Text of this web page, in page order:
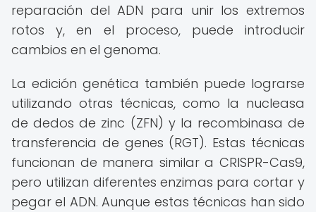
reparación del ADN para unir los extremos
rotos y, en el proceso, puede introducir
cambios en el genoma.
La edición genética también puede lograrse
utilizando otras técnicas, como la nucleasa
de dedos de zinc (ZFN) y la recombinasa de
transferencia de genes (RGT). Estas técnicas
funcionan de manera similar a CRISPR-Cas9,
pero utilizan diferentes enzimas para cortar y
pegar el ADN. Aunque estas técnicas han sido